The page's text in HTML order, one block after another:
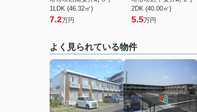
1LDK (46.32㎡)
7.2万円
2DK (40.00㎡)
5.5万円
よく見られている物件